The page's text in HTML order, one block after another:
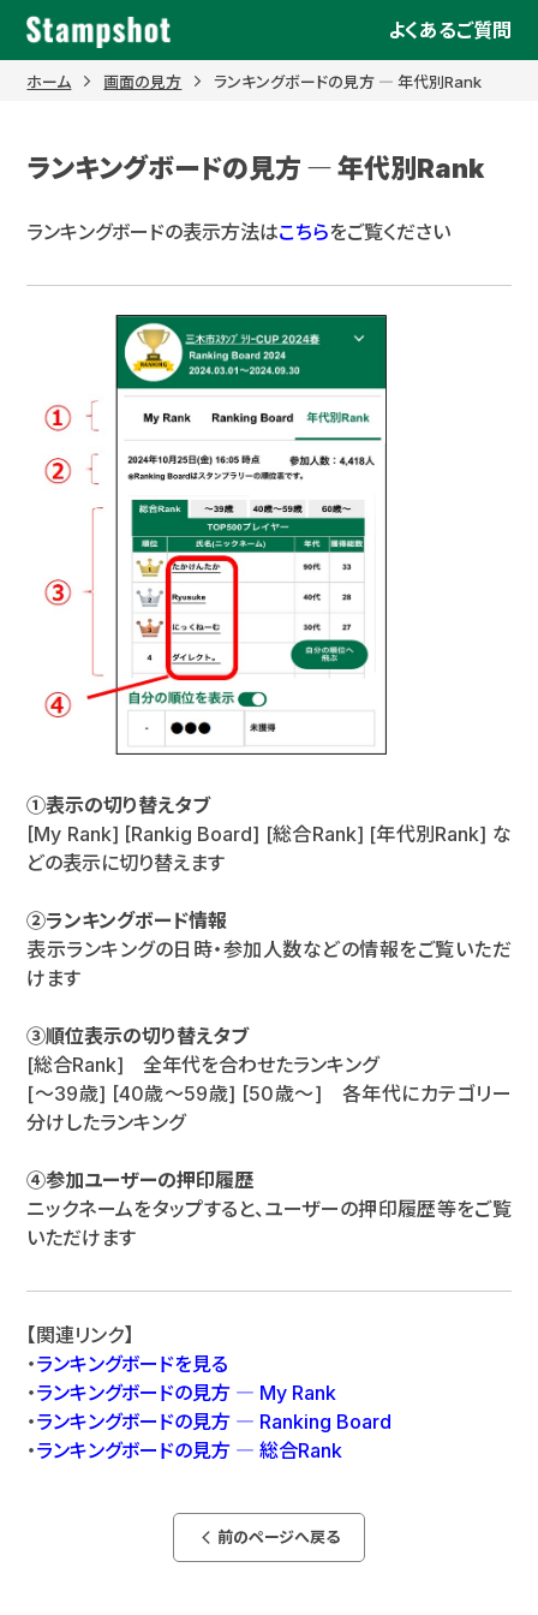
Skip
content
よくあるご質問
ホーム 画面の見方 ランキングボードの見方 ― 年代別Rank
ランキングボードの見方 ― 年代別Rank
ランキングボードの表示方法はこちらをご覧ください
①表示の切り替えタブ
[My Rank] [Rankig Board] [総合Rank] [年代別Rank] な
どの表示に切り替えます
②ランキングボード情報
表示ランキングの日時・参加人数などの情報をご覧いただ
けます
③順位表示の切り替えタブ
[総合Rank] 全年代を合わせたランキング
[～39歳] [40歳～59歳] [50歳～] 各年代にカテゴリー
分けしたランキング
④参加ユーザーの押印履歴
ニックネームをタップすると、ユーザーの押印履歴等をご覧
いただけます
【関連リンク】
・ランキングボードを見る
・ランキングボードの見方 ― My Rank
・ランキングボードの見方 ― Ranking Board
・ランキングボードの見方 ― 総合Rank
arrow_back_ios_new 前のページへ戻る